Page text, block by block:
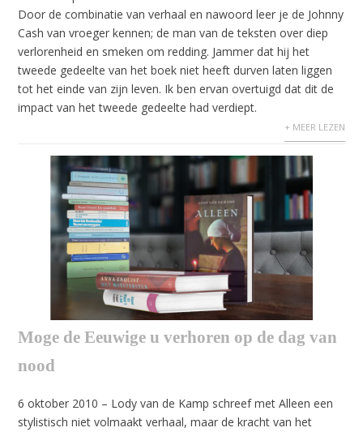
Door de combinatie van verhaal en nawoord leer je de Johnny
Cash van vroeger kennen; de man van de teksten over diep
verlorenheid en smeken om redding. Jammer dat hij het
tweede gedeelte van het boek niet heeft durven laten liggen
tot het einde van zijn leven. Ik ben ervan overtuigd dat dit de
impact van het tweede gedeelte had verdiept.
+ MEER LEZEN
Moge de Eeuwige u verhoren op de dag van
nood
6 oktober 2010 – Lody van de Kamp schreef met Alleen een
stylistisch niet volmaakt verhaal, maar de kracht van het